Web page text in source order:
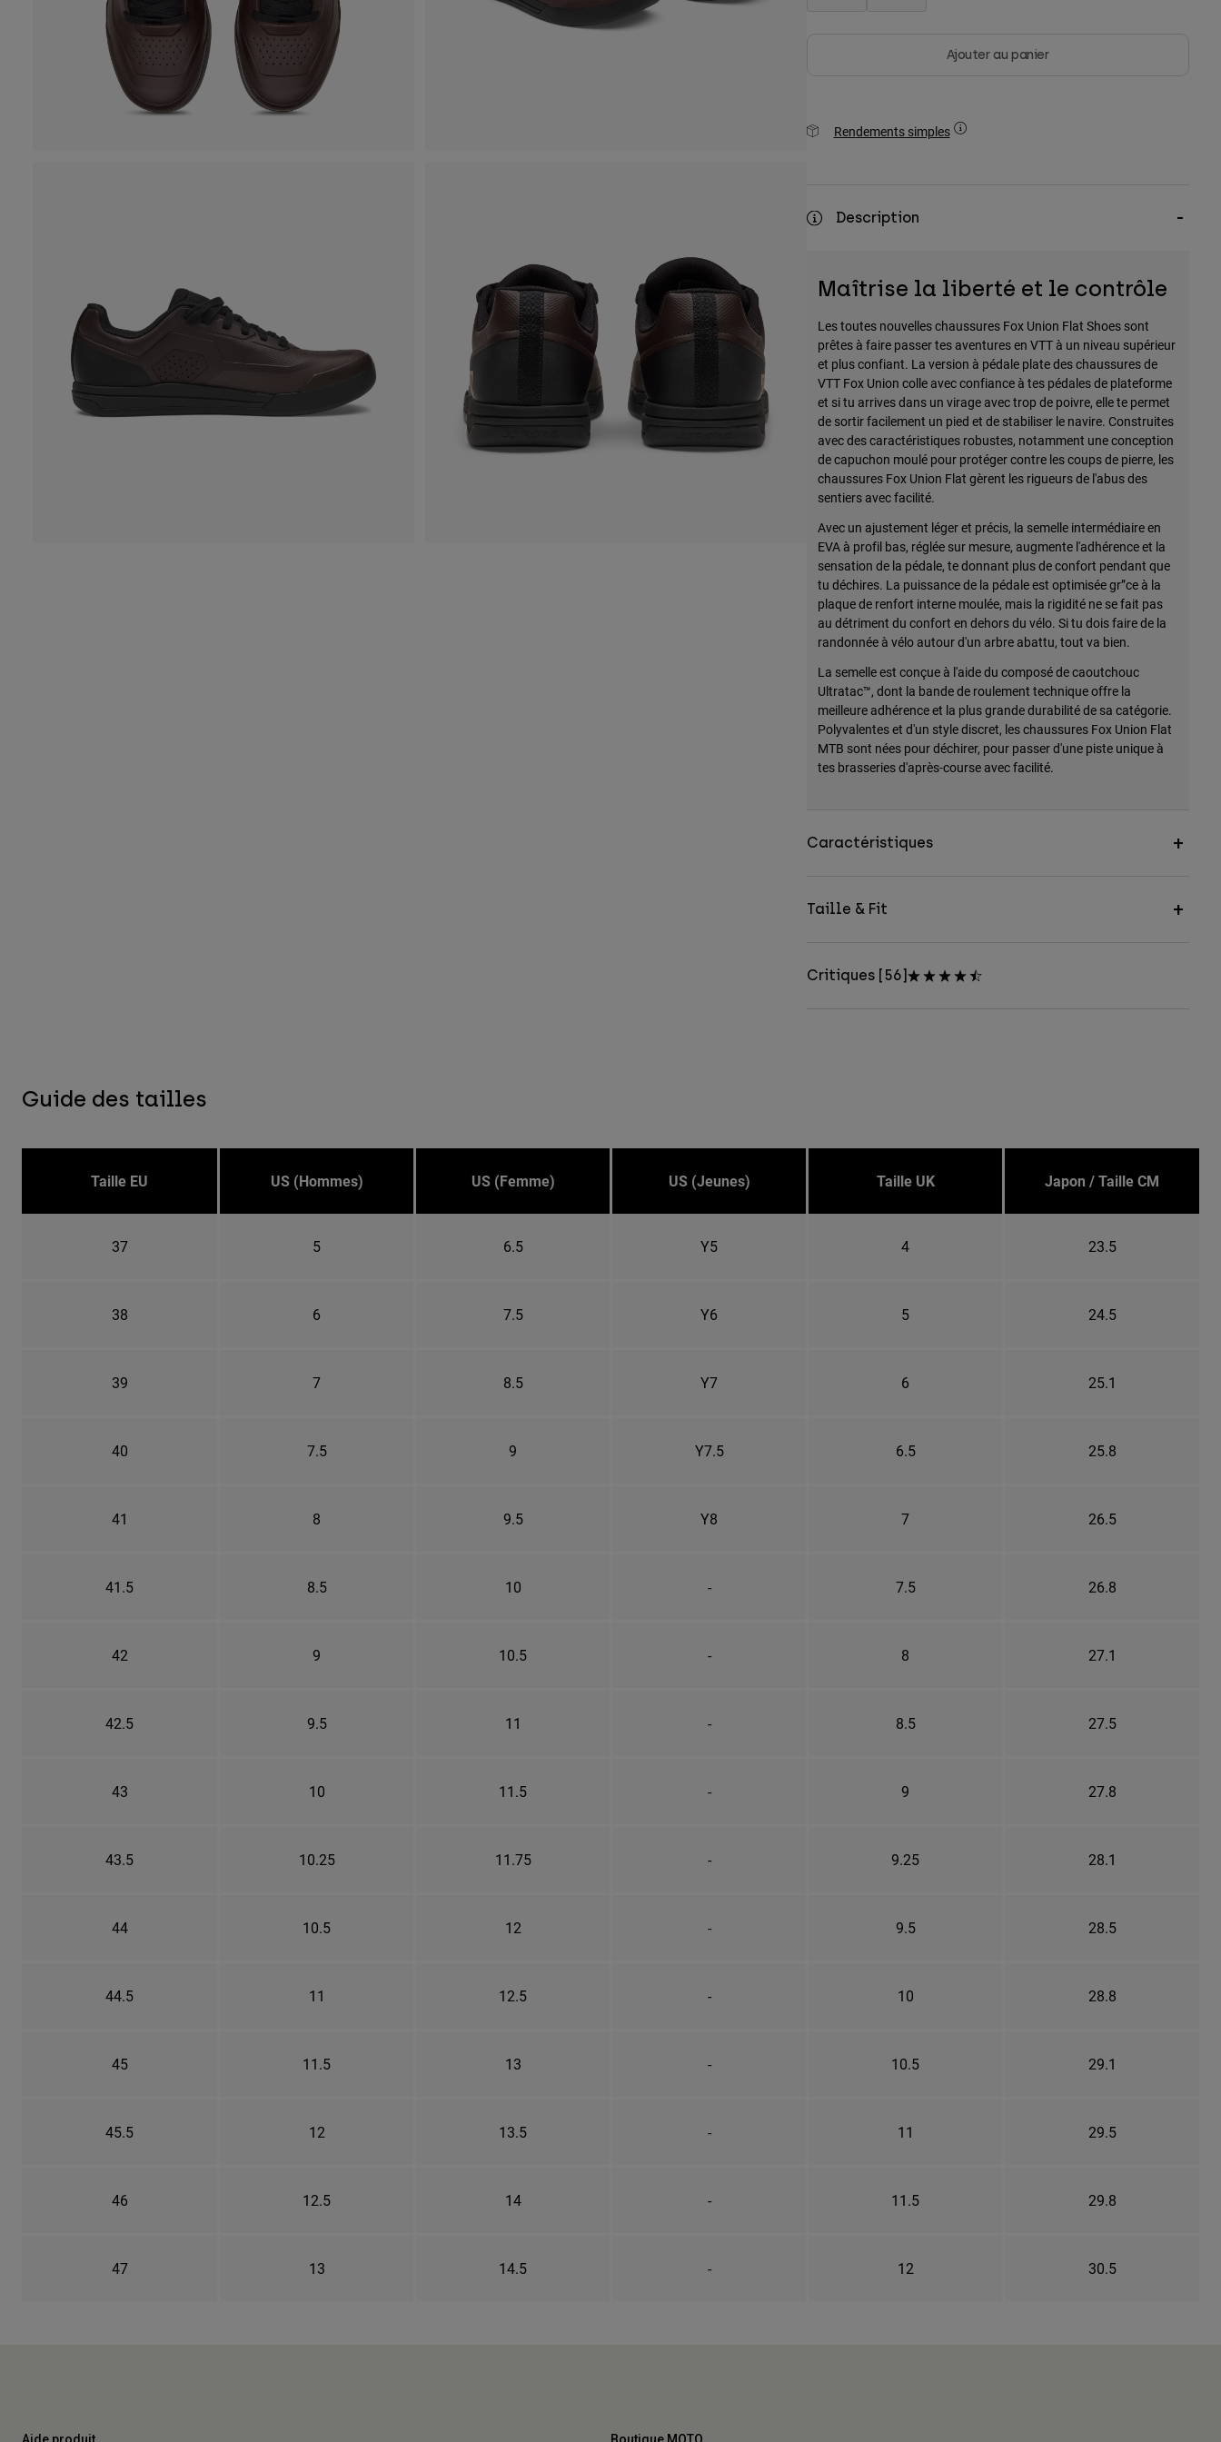
Ajouter au panier
Rendements simples
Description
Maîtrise la liberté et le contrôle
Les toutes nouvelles chaussures Fox Union Flat Shoes sont
prêtes à faire passer tes aventures en VTT à un niveau supérieur
et plus confiant. La version à pédale plate des chaussures de
VTT Fox Union colle avec confiance à tes pédales de plateforme
et si tu arrives dans un virage avec trop de poivre, elle te permet
de sortir facilement un pied et de stabiliser le navire. Construites
avec des caractéristiques robustes, notamment une conception
de capuchon moulé pour protéger contre les coups de pierre, les
chaussures Fox Union Flat gèrent les rigueurs de l'abus des
sentiers avec facilité.
Avec un ajustement léger et précis, la semelle intermédiaire en
EVA à profil bas, réglée sur mesure, augmente l'adhérence et la
sensation de la pédale, te donnant plus de confort pendant que
tu déchires. La puissance de la pédale est optimisée gr”ce à la
plaque de renfort interne moulée, mais la rigidité ne se fait pas
au détriment du confort en dehors du vélo. Si tu dois faire de la
randonnée à vélo autour d'un arbre abattu, tout va bien.
La semelle est conçue à l'aide du composé de caoutchouc
Ultratac™, dont la bande de roulement technique offre la
meilleure adhérence et la plus grande durabilité de sa catégorie.
Polyvalentes et d'un style discret, les chaussures Fox Union Flat
MTB sont nées pour déchirer, pour passer d'une piste unique à
tes brasseries d'après-course avec facilité.
Caractéristiques
Taille & Fit
Critiques [56]
Guide des tailles
Taille EU US (Hommes) US (Femme) US (Jeunes) Taille UK Japon / Taille CM
37 5 6.5 Y5 4 23.5
38 6 7.5 Y6 5 24.5
39 7 8.5 Y7 6 25.1
40 7.5 9 Y7.5 6.5 25.8
41 8 9.5 Y8 7 26.5
41.5 8.5 10 - 7.5 26.8
42 9 10.5 - 8 27.1
42.5 9.5 11 - 8.5 27.5
43 10 11.5 - 9 27.8
43.5 10.25 11.75 - 9.25 28.1
44 10.5 12 - 9.5 28.5
44.5 11 12.5 - 10 28.8
45 11.5 13 - 10.5 29.1
45.5 12 13.5 - 11 29.5
46 12.5 14 - 11.5 29.8
47 13 14.5 - 12 30.5